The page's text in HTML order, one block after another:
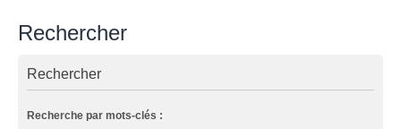
Rechercher
Rechercher
Recherche par mots-clés :